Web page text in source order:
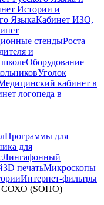
Истории и
ЯзыкаКабинет ИЗО,
стендыРоста
и
Оборудование
Уголок
кабинет в
логопеда в
Программы для
для
Лингафонный
3D печатьМикроскопы
Интернет-фильтры
СОХО (SOHO)